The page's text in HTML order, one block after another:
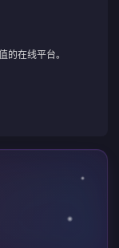
的在线平台。